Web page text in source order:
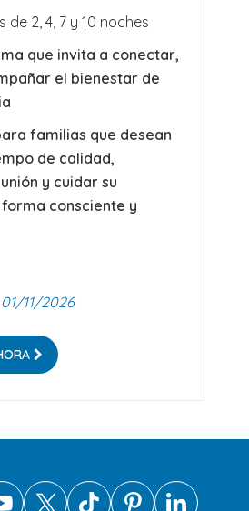
de 2, 4, 7 y 10 noches
que invita a conectar,
el bienestar de
familias que desean
de calidad,
y cuidar su
consciente y
11/2026